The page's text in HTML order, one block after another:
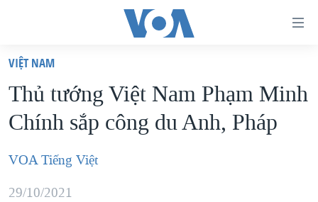
truy
cập
Tới
dung
chính
VIỆT NAM
HOA KỲ
BIỂN ĐÔNG
VIỆT NAM
Thủ tướng Việt Nam Phạm Minh
Chính sắp công du Anh, Pháp
VOA Tiếng Việt
29/10/2021